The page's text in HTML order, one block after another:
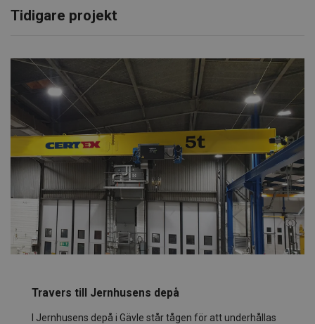
Tidigare projekt
Travers till Jernhusens depå
I Jernhusens depå i Gävle står tågen för att underhållas